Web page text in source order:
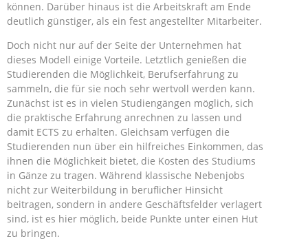
können. Darüber hinaus ist die Arbeitskraft am Ende
deutlich günstiger, als ein fest angestellter Mitarbeiter.
Doch nicht nur auf der Seite der Unternehmen hat
dieses Modell einige Vorteile. Letztlich genießen die
Studierenden die Möglichkeit, Berufserfahrung zu
sammeln, die für sie noch sehr wertvoll werden kann.
Zunächst ist es in vielen Studiengängen möglich, sich
die praktische Erfahrung anrechnen zu lassen und
damit ECTS zu erhalten. Gleichsam verfügen die
Studierenden nun über ein hilfreiches Einkommen, das
ihnen die Möglichkeit bietet, die Kosten des Studiums
in Gänze zu tragen. Während klassische Nebenjobs
nicht zur Weiterbildung in beruflicher Hinsicht
beitragen, sondern in andere Geschäftsfelder verlagert
sind, ist es hier möglich, beide Punkte unter einen Hut
zu bringen.